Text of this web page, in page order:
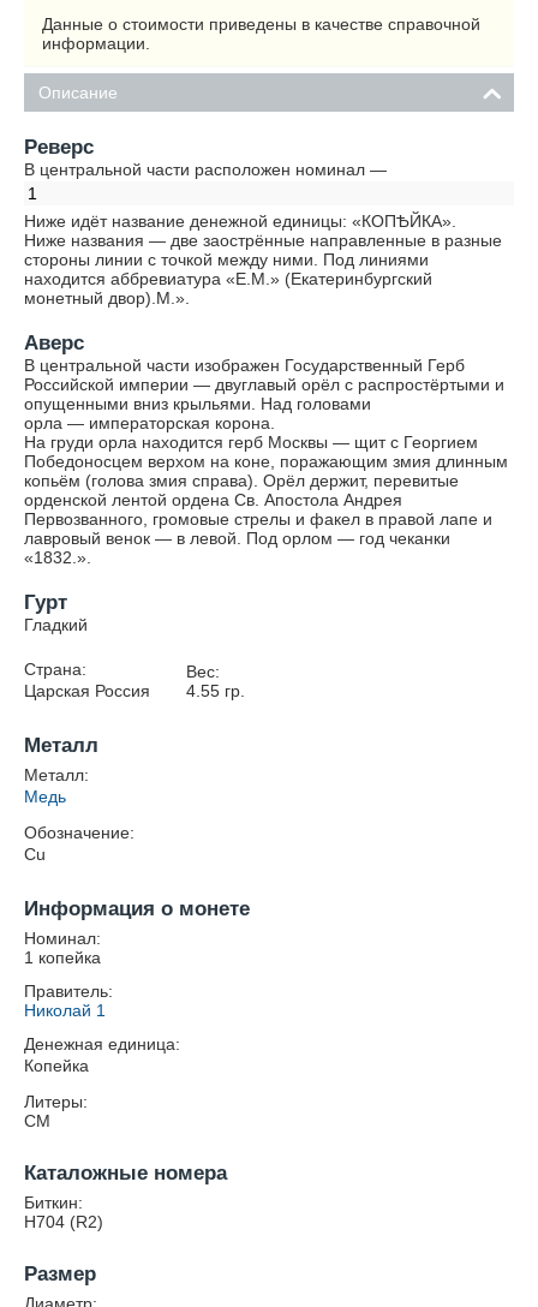
Данные о стоимости приведены в качестве справочной
информации.
Описание
Реверс
В центральной части расположен номинал —
1
Ниже идёт название денежной единицы: «КОПѢЙКА».
Ниже названия — две заострённые направленные в разные
стороны линии с точкой между ними. Под линиями
находится аббревиатура «Е.М.» (Екатеринбургский
монетный двор).М.».
Аверс
В центральной части изображен Государственный Герб
Российской империи — двуглавый орёл с распростёртыми и
опущенными вниз крыльями. Над головами
орла — императорская корона.
На груди орла находится герб Москвы — щит с Георгием
Победоносцем верхом на коне, поражающим змия длинным
копьём (голова змия справа). Орёл держит, перевитые
орденской лентой ордена Св. Апостола Андрея
Первозванного, громовые стрелы и факел в правой лапе и
лавровый венок — в левой. Под орлом — год чеканки
«1832.».
Гурт
Гладкий
Страна:
Царская Россия
Вес:
4.55гр.
Металл
Металл:
Медь
Обозначение:
Cu
Информация о монете
Номинал:
1 копейка
Правитель:
Николай 1
Денежная единица:
Копейка
Литеры:
СМ
Каталожные номера
Биткин:
Н704 (R2)
Размер